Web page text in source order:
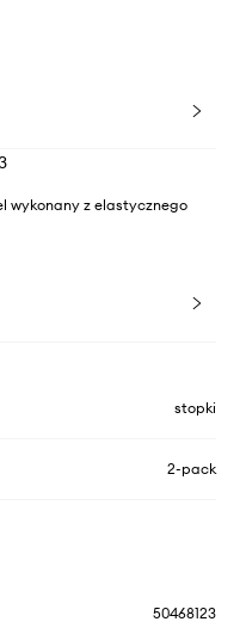
wykonany z elastycznego
stopki
2-pack
50468123